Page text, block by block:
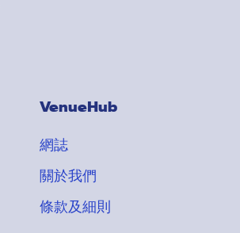
VenueHub
網誌
關於我們
條款及細則